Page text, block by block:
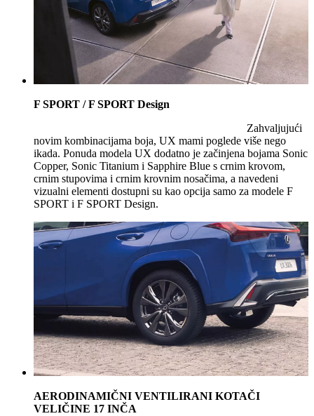
F SPORT / F SPORT Design
Zahvaljujući
novim kombinacijama boja, UX mami poglede više nego
ikada. Ponuda modela UX dodatno je začinjena bojama Sonic
Copper, Sonic Titanium i Sapphire Blue s crnim krovom,
crnim stupovima i crnim krovnim nosačima, a navedeni
vizualni elementi dostupni su kao opcija samo za modele F
SPORT i F SPORT Design.
AERODINAMIČNI VENTILIRANI KOTAČI
VELIČINE 17 INČA